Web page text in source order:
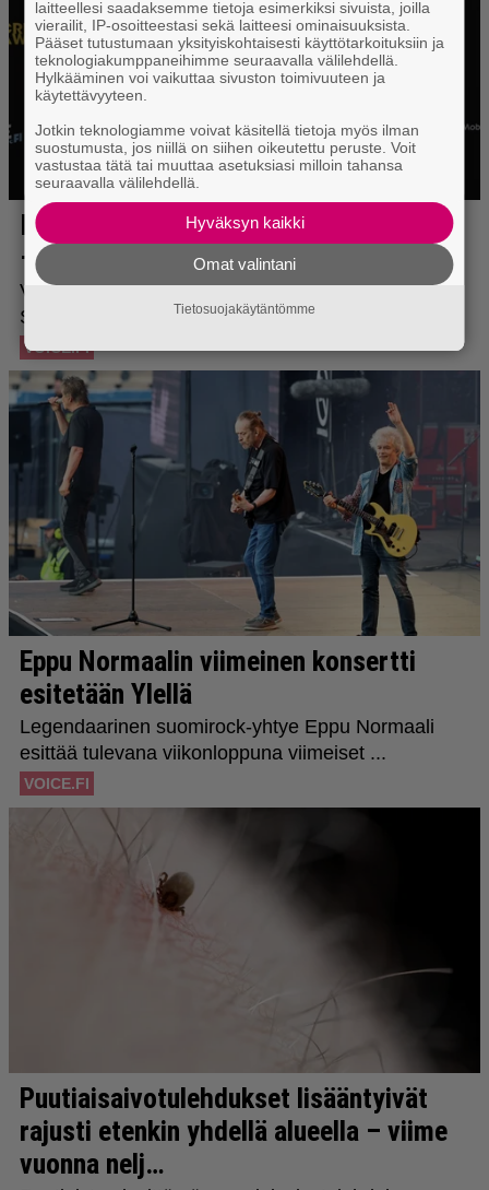
laitteellesi saadaksemme tietoja esimerkiksi sivuista, joilla
vierailit, IP-osoitteestasi sekä laitteesi ominaisuuksista.
Pääset tutustumaan yksityiskohtaisesti käyttötarkoituksiin ja
teknologiakumppaneihimme seuraavalla välilehdellä.
Hylkääminen voi vaikuttaa sivuston toimivuuteen ja
käytettävyyteen.
Jotkin teknologiamme voivat käsitellä tietoja myös ilman
suostumusta, jos niillä on siihen oikeutettu peruste. Voit
vastustaa tätä tai muuttaa asetuksiasi milloin tahansa
seuraavalla välilehdellä.
Hyväksyn kaikki
Omat valintani
Tietosuojakäytäntömme